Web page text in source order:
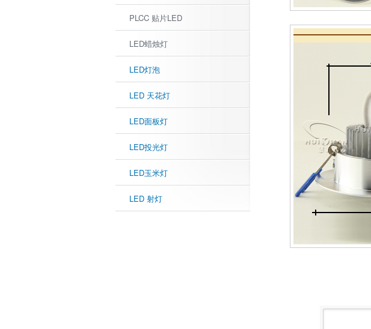
PLCC 贴片LED
LED蜡烛灯
LED灯泡
LED 天花灯
LED面板灯
LED投光灯
LED玉米灯
LED 射灯